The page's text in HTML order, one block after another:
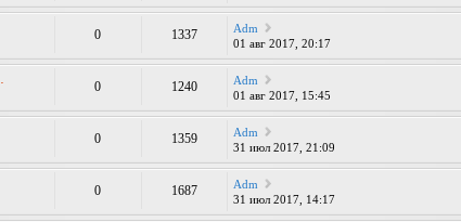
0 1337
Adm
01 авг 2017, 20:17
0 1240
Adm
01 авг 2017, 15:45
0 1359
Adm
31 июл 2017, 21:09
0 1687
Adm
31 июл 2017, 14:17